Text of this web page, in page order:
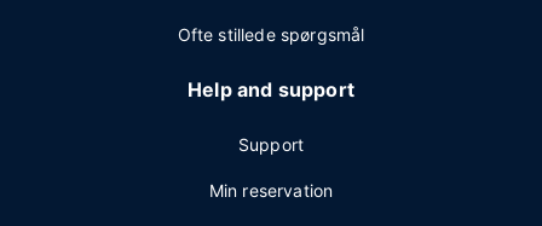
Ofte stillede spørgsmål
Help and support
Support
Min reservation